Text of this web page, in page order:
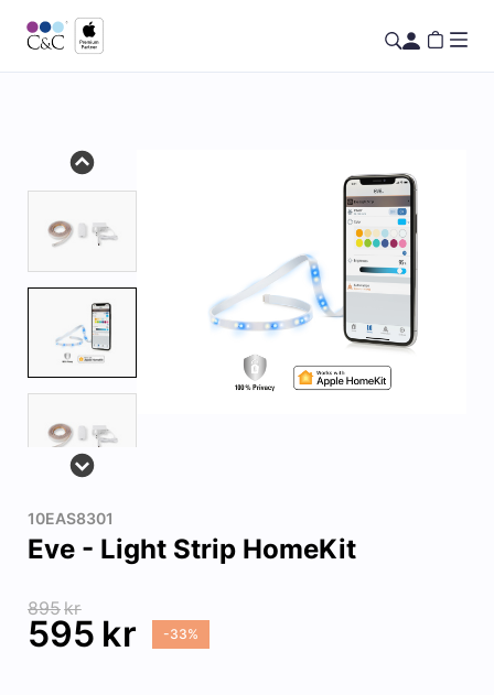
10EAS8301
Eve - Light Strip HomeKit
895kr
595 kr -33%